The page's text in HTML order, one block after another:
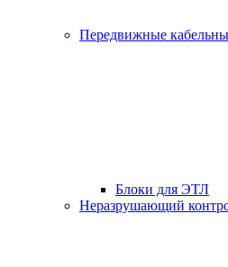
Передвижные
Блоки для ЭТЛ
Неразрушающий